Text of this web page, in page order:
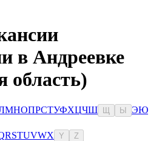
в Андреевке
область)
МНОПРСТУФХЦЧШ Ы ЭЮ
RSTUVWX Y Z